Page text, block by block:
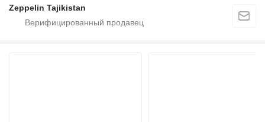
Zeppelin Tajikistan